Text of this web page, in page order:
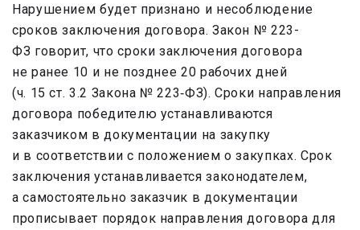
Нарушением будет признано и несоблюдение
сроков заключения договора. Закон № 223-
ФЗ говорит, что сроки заключения договора
не ранее 10 и не позднее 20 рабочих дней
(ч. 15 ст. 3.2 Закона № 223‑ФЗ). Сроки направления
договора победителю устанавливаются
заказчиком в документации на закупку
и в соответствии с положением о закупках. Срок
заключения устанавливается законодателем,
а самостоятельно заказчик в документации
прописывает порядок направления договора для